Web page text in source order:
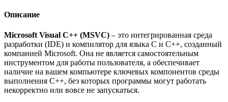
Описание
Microsoft Visual C++ (MSVC) – это интегрированная среда
разработки (IDE) и компилятор для языка C и C++, созданный
компанией Microsoft. Она не является самостоятельным
инструментом для работы пользователя, а обеспечивает
наличие на вашем компьютере ключевых компонентов среды
выполнения C++, без которых программы могут работать
некорректно или вовсе не запускаться.